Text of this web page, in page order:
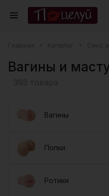
Вагины и
Вагины
Попки
Ротики